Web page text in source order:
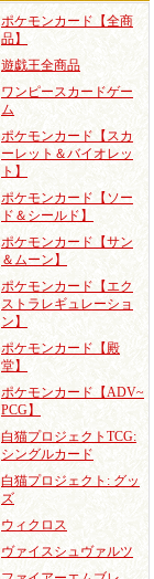
ポケモンカード【全商
品】
遊戯王全商品
ワンピースカードゲー
ム
ポケモンカード【スカ
ーレット＆バイオレッ
ト】
ポケモンカード【ソー
ド＆シールド】
ポケモンカード【サン
＆ムーン】
ポケモンカード【エク
ストラレギュレーショ
ン】
ポケモンカード【殿
堂】
ポケモンカード【ADV~
PCG】
白猫プロジェクトTCG:
シングルカード
白猫プロジェクト: グッ
ズ
ウィクロス
ヴァイスシュヴァルツ